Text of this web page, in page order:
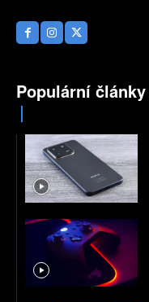
Populární články